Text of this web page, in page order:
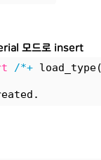
모드로 insert
/*+